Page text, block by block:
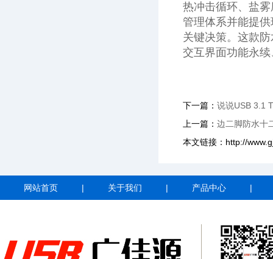
热冲击循环、盐
管理体系并能提
关键决策。这款
交互界面功能永
下一篇： 说说USB 3.1
上一篇： 边二脚防水十
本文链接：http://
网站首页 | 关于我们 | 产品中心 |